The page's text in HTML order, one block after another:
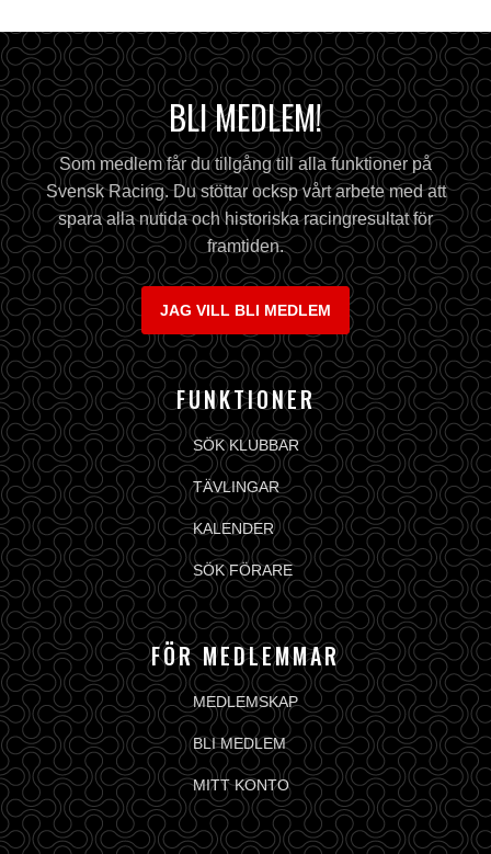
BLI MEDLEM!
Som medlem får du tillgång till alla funktioner på
Svensk Racing. Du stöttar ocksp vårt arbete med att
spara alla nutida och historiska racingresultat för
framtiden.
JAG VILL BLI MEDLEM
FUNKTIONER
SÖK KLUBBAR
TÄVLINGAR
KALENDER
SÖK FÖRARE
FÖR MEDLEMMAR
MEDLEMSKAP
BLI MEDLEM
MITT KONTO